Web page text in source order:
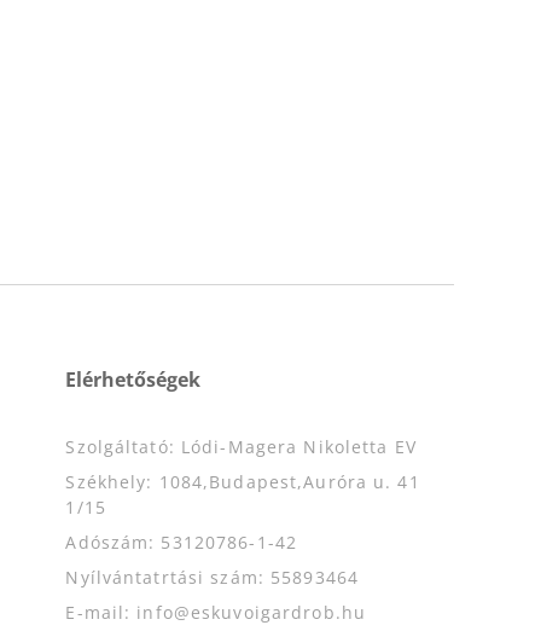
Elérhetőségek
Szolgáltató: Lódi-Magera Nikoletta EV
Székhely: 1084,Budapest,Auróra u. 41
1/15
Adószám: 53120786-1-42
Nyílvántatrtási szám: 55893464
E-mail: info@eskuvoigardrob.hu